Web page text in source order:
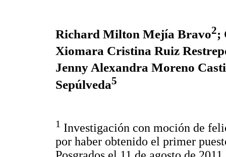
Richard Milton Mejía Bravo2;
Xiomara Cristina Ruiz
Jenny Alexandra Moreno
Sepúlveda5
1 Investigación con moción de
por haber obtenido el primer